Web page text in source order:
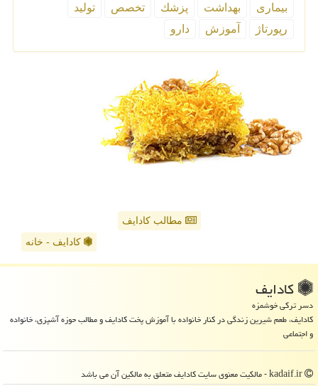
بیماری بهداشت پزشك تخصص
تولید
رپورتاژ
آموزش دارو
مطالب کادایف
کادایف - خانه
كادایف
دسر ترکی خوشمزه
کادایف، طعم شیرین زندگی در کنار خانواده با آموزش پخت کادایف و مطالب حوزه آشپزی، خانواده
و اجتماعی